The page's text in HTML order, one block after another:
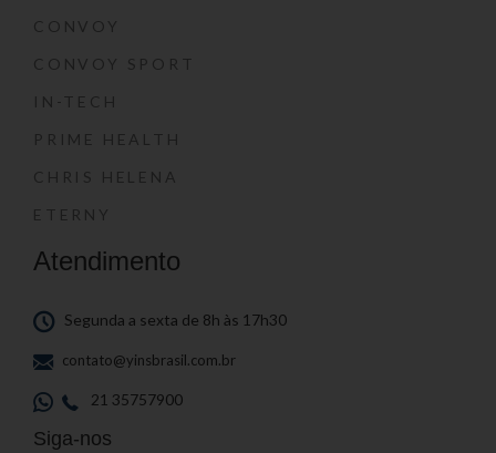
CONVOY
CONVOY SPORT
IN-TECH
PRIME HEALTH
CHRIS HELENA
ETERNY
Atendimento
Segunda a sexta de 8h às 17h30
contato@yinsbrasil.com.br
21 35757900
Siga-nos